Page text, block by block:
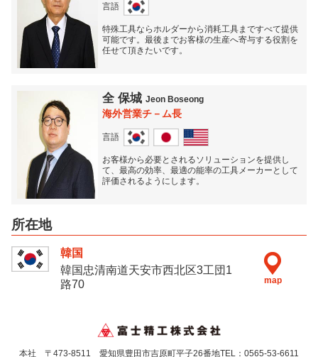
言語
特殊工具ならホルダーから消耗工具まですべて提供
可能です。最後までお客様の生産へ寄与する役割を
任せて頂きたいです。
全 保城 Jeon Boseong
海外営業チ－ム長
言語
お客様から必要とされるソリューションを提供し
て、最高の効率、最適の能率の工具メーカーとして
評価されるようにします。
所在地
韓国
韓国忠清南道天安市西北区3工団1
路70
map
本社 〒473-8511 愛知県豊田市吉原町平子26番地TEL： 0565-53-6611